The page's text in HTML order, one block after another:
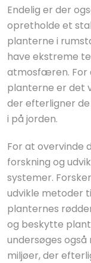
Endelig er der
opretholde et
planterne i
have ekstreme
atmosfæren. For
planterne er det
der efterligner
i på jorden.
For at overvinde
forskning og
systemer.
udvikle metoder
planternes
og beskytte
undersøges
miljøer, der